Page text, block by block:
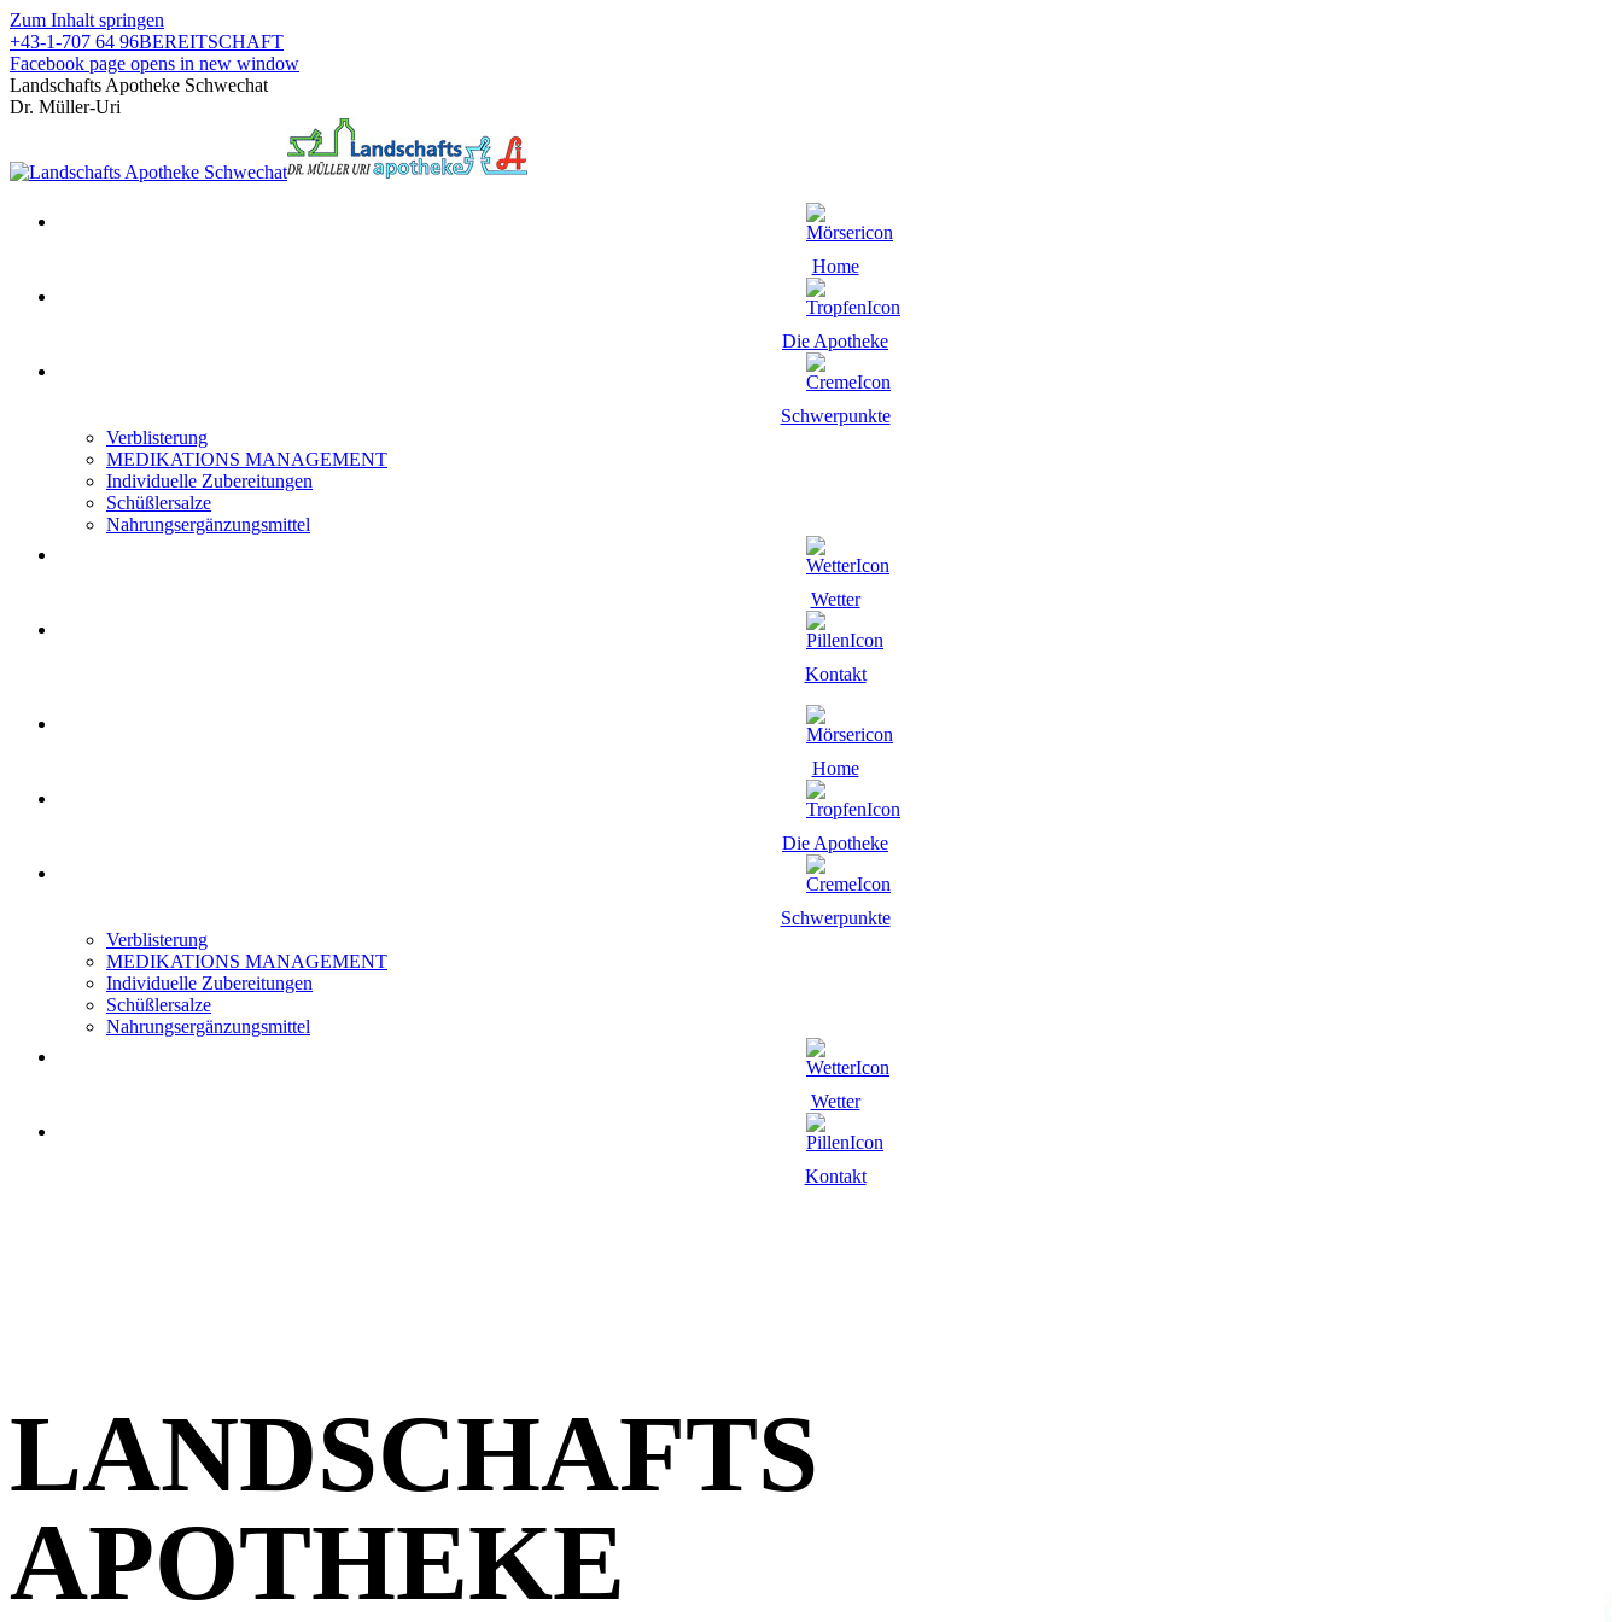
Zum Inhalt springen
+43-1-707 64 96BEREITSCHAFT
Facebook page opens in new window
Landschafts Apotheke Schwechat
Dr. Müller-Uri
Home
Die Apotheke
Schwerpunkte
Verblisterung
MEDIKATIONS MANAGEMENT
Individuelle Zubereitungen
Schüßlersalze
Nahrungsergänzungsmittel
Wetter
Kontakt
Home
Die Apotheke
Schwerpunkte
Verblisterung
MEDIKATIONS MANAGEMENT
Individuelle Zubereitungen
Schüßlersalze
Nahrungsergänzungsmittel
Wetter
Kontakt
LANDSCHAFTS
APOTHEKE